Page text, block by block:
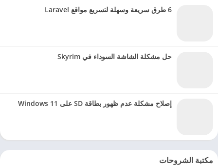
6 طرق سريعة وسهلة لتسريع مواقع Laravel
حل مشكلة الشاشة السوداء في Skyrim
إصلاح مشكلة عدم ظهور بطاقة SD على Windows 11
مكتبة الشروحات